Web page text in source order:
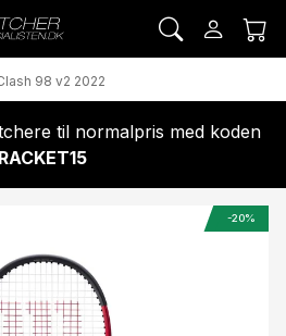
98 v2 2022
til normalpris med koden
RACKET15
-20%